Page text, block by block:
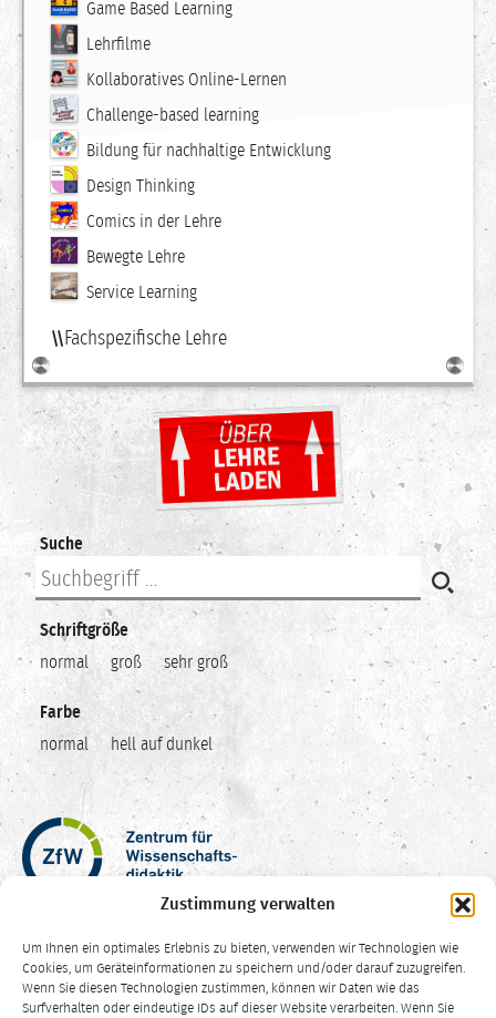
Zustimmung verwalten
Um Ihnen ein optimales Erlebnis zu bieten, verwenden wir Technologien wie
Cookies, um Geräteinformationen zu speichern und/oder darauf zuzugreifen.
Wenn Sie diesen Technologien zustimmen, können wir Daten wie das
Surfverhalten oder eindeutige IDs auf dieser Website verarbeiten. Wenn Sie
Game Based Learning
Lehrfilme
Kollaboratives Online-Lernen
Challenge-based learning
Bildung für nachhaltige Entwicklung
Design Thinking
Comics in der Lehre
Bewegte Lehre
Service Learning
Fachspezifische Lehre
Suche
Schriftgröße
normal
groß sehr groß
Farbe
normal
hell auf dunkel
Zentrum
für
Wissenschaftsdidaktik
Ruhr-
Universität